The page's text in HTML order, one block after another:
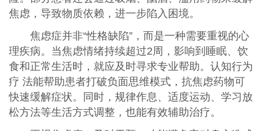
焦虑，导致物质依赖，进一步陷入困境。
焦虑症并非“性格缺陷”，而是一种需要重视的心
理疾病。当焦虑情绪持续超过2周，影响到睡眠、饮
食和正常生活时，就应及时寻求专业帮助。认知行为
疗 法能帮助患者打破负面思维模式，抗焦虑药物可
快速缓解症状。同时，规律作息、适度运动、学习放
松方法等生活方式调整，也能有效辅助治疗。